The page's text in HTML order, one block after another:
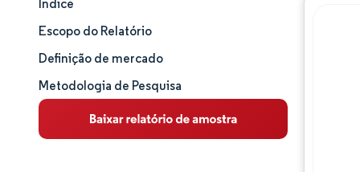
Tamanho e participação de mercado
Análise de mercado
Tendências e insights
Análise de segmentos
Índice
Escopo do Relatório
Definição de mercado
Metodologia de Pesquisa